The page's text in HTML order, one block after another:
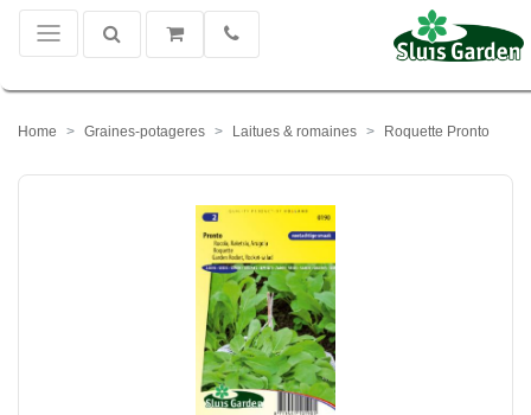
Home Graines-potageres Laitues & romaines Roquette Pronto